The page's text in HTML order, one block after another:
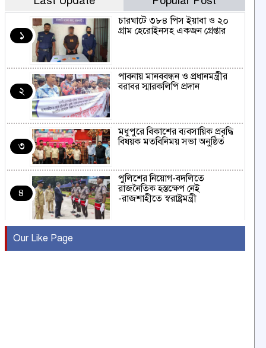
১
চারঘাটে ৩৮৪ পিস ইয়াবা ও ২০
গ্রাম হেরোইনসহ একজন গ্রেপ্তার
২
পাবনায় মানববন্ধন ও প্রধানমন্ত্রীর
বরাবর স্মারকলিপি প্রদান
৩
মধুপুরে বিকাশের ব্যবসায়িক প্রবৃদ্ধি
বিষয়ক মতবিনিময় সভা অনুষ্ঠিত
৪
পুলিশের নিয়োগ-বদলিতে
রাজনৈতিক হস্তক্ষেপ নেই
-রাজশাহীতে স্বরাষ্ট্রমন্ত্রী
৫
Our Like Page